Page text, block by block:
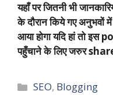
यहाँ पर जितनी भी
के दौरान किये गए
आया होगा यदि हां तो
पहुँचाने के लिए जरुर
Categories
SEO, Blogging